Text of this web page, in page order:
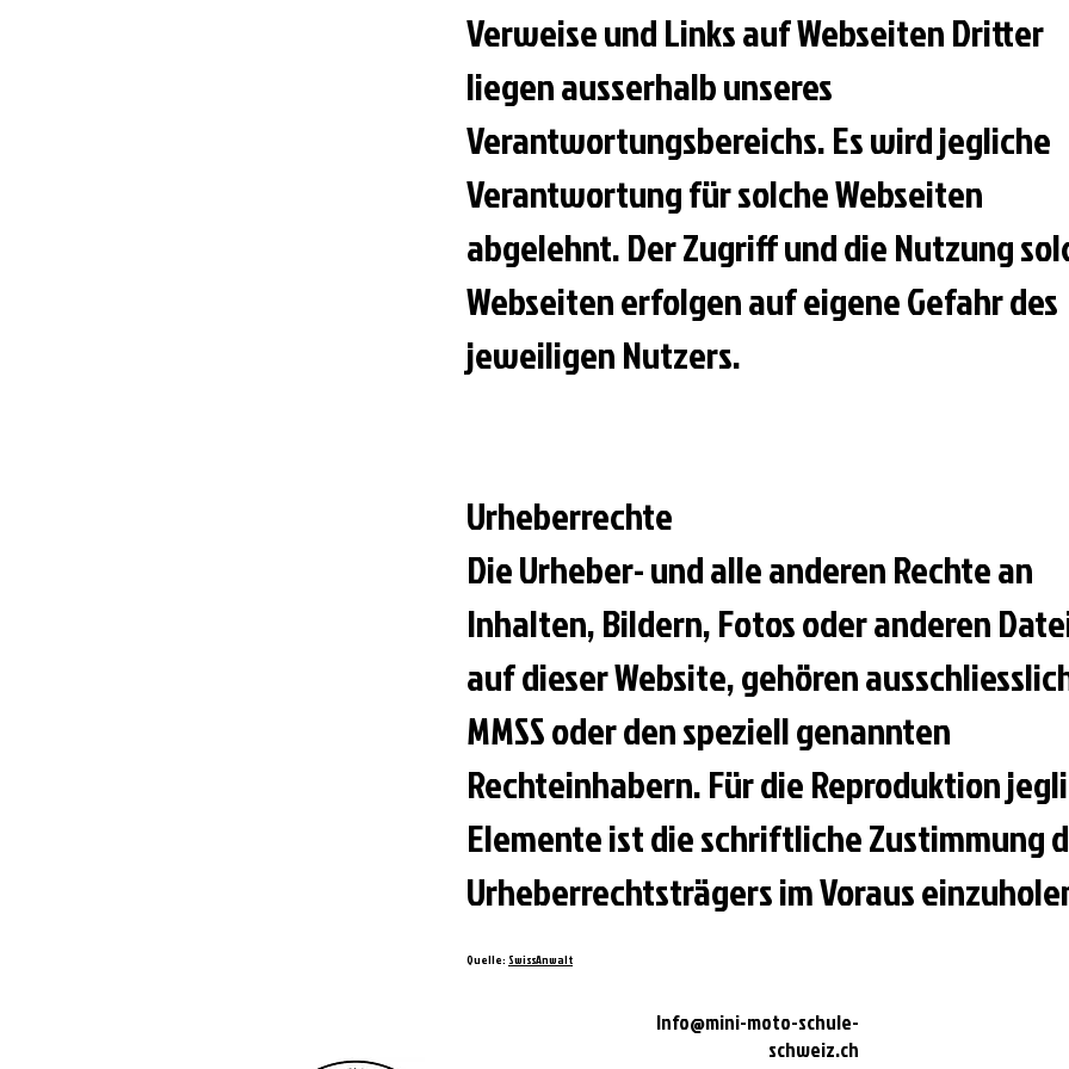
Verweise und Links auf Webseiten Dritter
liegen ausserhalb unseres
Verantwortungsbereichs. Es wird jegliche
Verantwortung für solche Webseiten
abgelehnt. Der Zugriff und die Nutzung
Webseiten erfolgen auf eigene Gefahr des
jeweiligen Nutzers.
Urheberrechte
Die Urheber- und alle anderen Rechte an
Inhalten, Bildern, Fotos oder anderen
auf dieser Website, gehören
MMSS oder den speziell genannten
Rechteinhabern. Für die Reproduktion
Elemente ist die schriftliche Zustimmung
Urheberrechtsträgers im Voraus
Quelle: SwissAnwalt
Info@mini-moto-schule-
schweiz.ch